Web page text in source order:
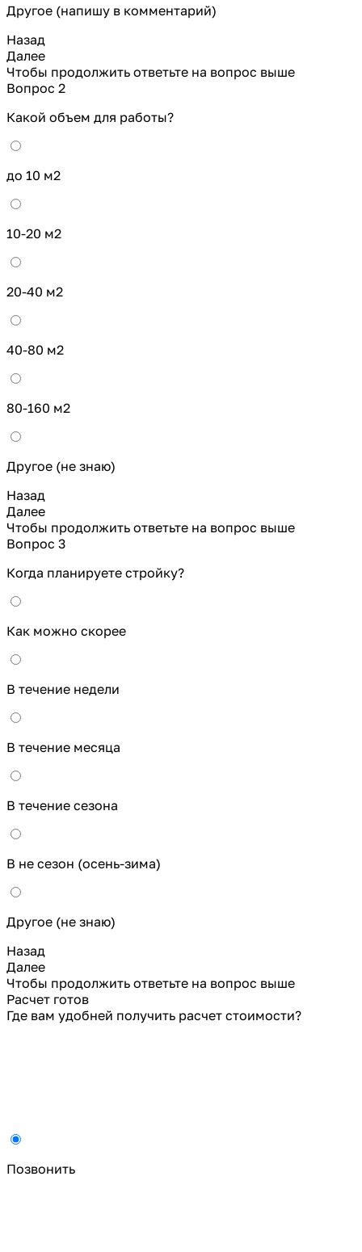
Другое (напишу в комментарий)
Назад
Далее
Чтобы продолжить ответьте на вопрос выше
Вопрос 2
Какой объем для работы?
до 10 м2
10-20 м2
20-40 м2
40-80 м2
80-160 м2
Другое (не знаю)
Назад
Далее
Чтобы продолжить ответьте на вопрос выше
Вопрос 3
Когда планируете стройку?
Как можно скорее
В течение недели
В течение месяца
В течение сезона
В не сезон (осень-зима)
Другое (не знаю)
Назад
Далее
Чтобы продолжить ответьте на вопрос выше
Расчет готов
Где вам удобней получить расчет стоимости?
Позвонить